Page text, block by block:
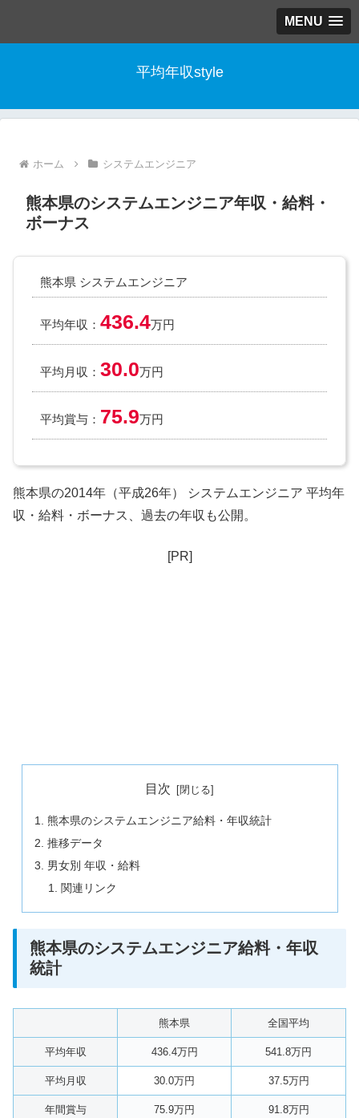
MENU
平均年収style
ホーム システムエンジニア
熊本県のシステムエンジニア年収・給料・
ボーナス
熊本県 システムエンジニア
平均年収： 436.4万円
平均月収： 30.0万円
平均賞与： 75.9万円
熊本県の2014年（平成26年） システムエンジニア 平均年
収・給料・ボーナス、過去の年収も公開。
[PR]
目次
熊本県のシステムエンジニア給料・年収統計
推移データ
男女別 年収・給料
関連リンク
熊本県のシステムエンジニア給料・年収
統計
熊本県 全国平均
平均年収 436.4万円 541.8万円
平均月収 30.0万円 37.5万円
年間賞与 75.9万円 91.8万円